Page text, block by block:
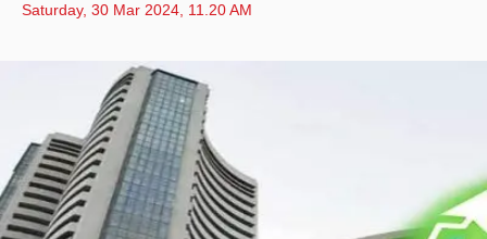
Saturday, 30 Mar 2024, 11.20 AM